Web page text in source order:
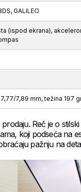
GALILEO
(ispod ekrana),
7,89 mm, težina 197
Reč je o
koji podseća na
pažnju na